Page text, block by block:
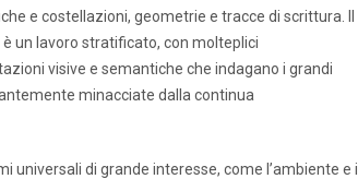
e costellazioni, geometrie e tracce di scrittura. Il
un lavoro stratificato, con molteplici
visive e semantiche che indagano i grandi
minacciate dalla continua
universali di grande interesse, come l’ambiente e i